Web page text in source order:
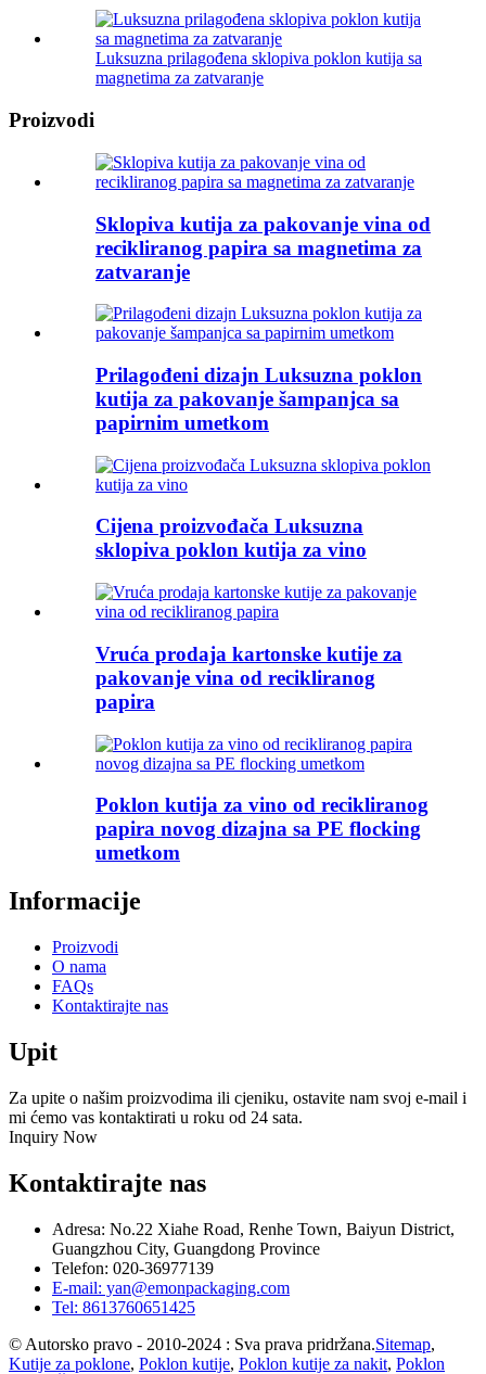
Luksuzna prilagođena sklopiva poklon kutija sa
magnetima za zatvaranje
Proizvodi
Sklopiva kutija za pakovanje vina od
recikliranog papira sa magnetima za
zatvaranje
Prilagođeni dizajn Luksuzna poklon
kutija za pakovanje šampanjca sa
papirnim umetkom
Cijena proizvođača Luksuzna
sklopiva poklon kutija za vino
Vruća prodaja kartonske kutije za
pakovanje vina od recikliranog
papira
Poklon kutija za vino od recikliranog
papira novog dizajna sa PE flocking
umetkom
Informacije
Proizvodi
O nama
FAQs
Kontaktirajte nas
Upit
Za upite o našim proizvodima ili cjeniku, ostavite nam svoj e-mail i
mi ćemo vas kontaktirati u roku od 24 sata.
Inquiry Now
Kontaktirajte nas
Adresa: No.22 Xiahe Road, Renhe Town, Baiyun District,
Guangzhou City, Guangdong Province
Telefon: 020-36977139
E-mail: yan@emonpackaging.com
Tel: 8613760651425
© Autorsko pravo - 2010-2024 : Sva prava pridržana.Sitemap,
Kutije za poklone, Poklon kutije, Poklon kutije za nakit, Poklon